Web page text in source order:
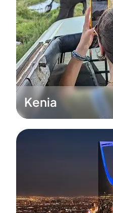
Kenia